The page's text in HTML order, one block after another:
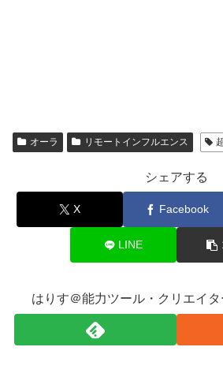
オーラ リモートインフルエンス
シェアする
X Facebook
LINE
はりす＠能力ツール・クリエイ